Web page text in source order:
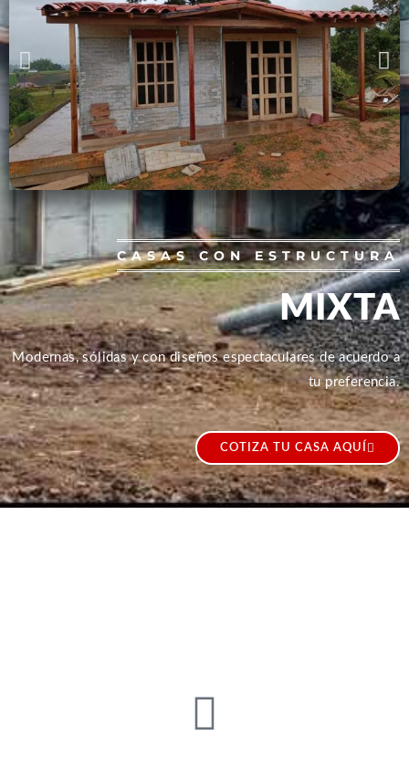
CASAS CON ESTRUCTURA
MIXTA
Modernas, sólidas y con diseños espectaculares de acuerdo a
tu preferencia.
COTIZA TU CASA AQUÍ